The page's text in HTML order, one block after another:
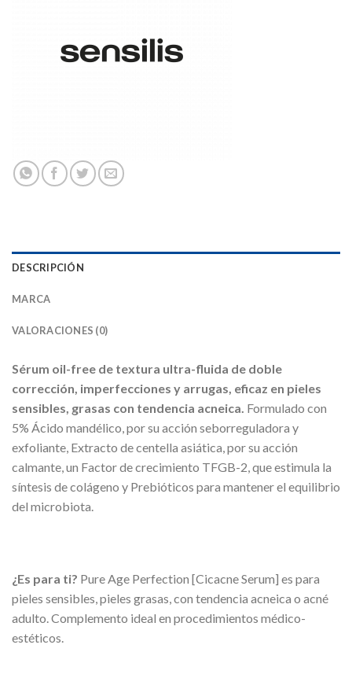
DESCRIPCIÓN
MARCA
VALORACIONES (0)
Sérum oil-free de textura ultra-fluida de doble
corrección, imperfecciones y arrugas, eficaz en pieles
sensibles, grasas con tendencia acneica. Formulado con
5% Ácido mandélico, por su acción seborreguladora y
exfoliante, Extracto de centella asiática, por su acción
calmante, un Factor de crecimiento TFGB-2, que estimula la
síntesis de colágeno y Prebióticos para mantener el equilibrio
del microbiota.
¿Es para ti? Pure Age Perfection [Cicacne Serum] es para
pieles sensibles, pieles grasas, con tendencia acneica o acné
adulto. Complemento ideal en procedimientos médico-
estéticos.